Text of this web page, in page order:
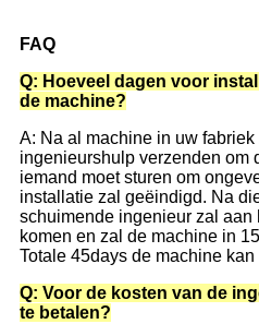
FAQ
Q: Hoeveel dagen voor
de machine?
A: Na al machine in uw
ingenieurshulp verzenden om
iemand moet sturen om
installatie zal geëindigd. Na
schuimende ingenieur zal aan
komen en zal de machine in
Totale 45days de machine kan
Q: Voor de kosten van de
te betalen?